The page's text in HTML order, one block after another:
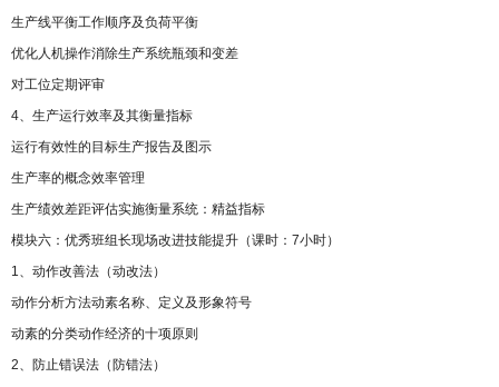
生产线平衡工作顺序及负荷平衡
优化人机操作消除生产系统瓶颈和变差
对工位定期评审
4、生产运行效率及其衡量指标
运行有效性的目标生产报告及图示
生产率的概念效率管理
生产绩效差距评估实施衡量系统：精益指标
模块六：优秀班组长现场改进技能提升（课时：7小时）
1、动作改善法（动改法）
动作分析方法动素名称、定义及形象符号
动素的分类动作经济的十项原则
2、防止错误法（防错法）